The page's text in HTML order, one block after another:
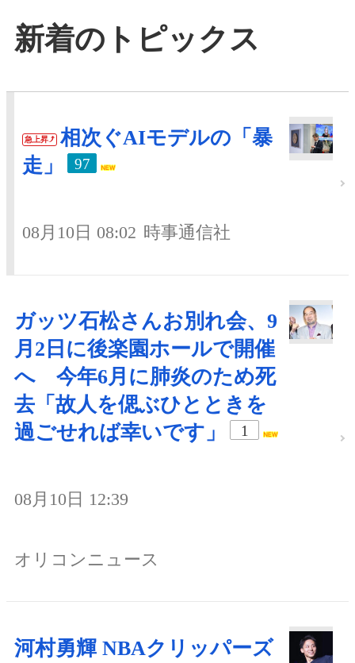
新着のトピックス
急上昇
相次ぐAIモデルの「暴
走」
97
08月10日 08:02 時事通信社
ガッツ石松さんお別れ会、9
月2日に後楽園ホールで開催
へ 今年6月に肺炎のため死
去「故人を偲ぶひとときを
過ごせれば幸いです」
1
08月10日 12:39
オリコンニュース
河村勇輝 NBAクリッパーズ